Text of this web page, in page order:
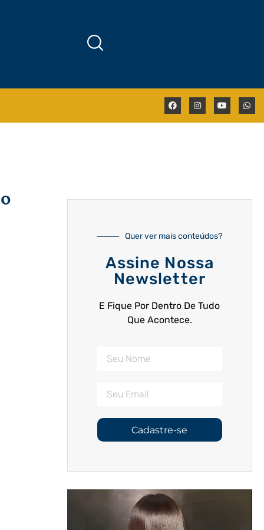
Quer ver mais conteúdos?
Assine Nossa
Newsletter
E Fique Por Dentro De Tudo
Que Acontece.
Cadastre-se